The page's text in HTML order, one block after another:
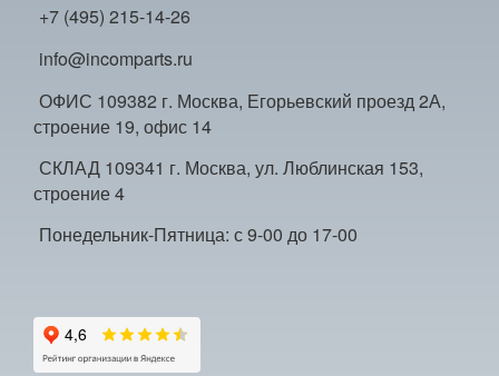
+7 (495) 215-14-26
info@incomparts.ru
ОФИС 109382 г. Москва, Егорьевский проезд 2А,
строение 19, офис 14
СКЛАД 109341 г. Москва, ул. Люблинская 153,
строение 4
Понедельник-Пятница: с 9-00 до 17-00